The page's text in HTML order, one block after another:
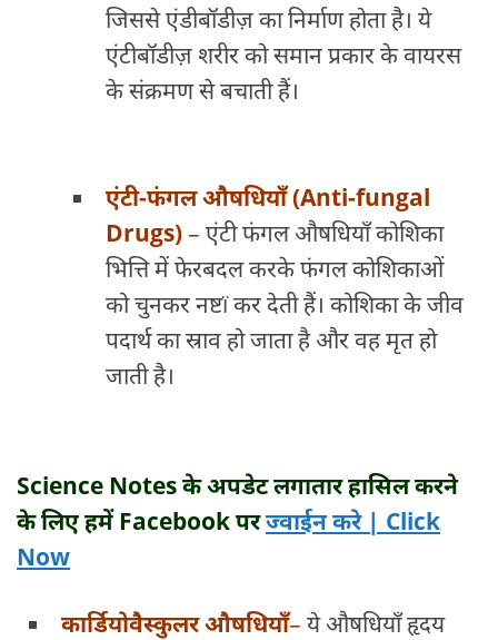
जिससे एंडीबॉडीज़ का निर्माण होता है। ये
एंटीबॉडीज़ शरीर को समान प्रकार के वायरस
के संक्रमण से बचाती हैं।
एंटी-फंगल औषधियाँ (Anti-fungal
Drugs)– एंटी फंगल औषधियाँ कोशिका
भित्ति में फेरबदल करके फंगल कोशिकाओं
को चुनकर नष्टï कर देती हैं। कोशिका के जीव
पदार्थ का स्राव हो जाता है और वह मृत हो
जाती है।
Science Notesके अपडेट लगातार हासिल करने
के लिए हमें Facebookपरज्वाईन करे | Click
Now
कार्डियोवैस्कुलर औषधियाँ– ये औषधियाँ हृदय